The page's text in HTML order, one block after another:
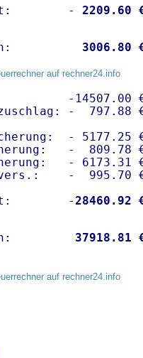
-
2209.60
3006.80
auf rechner24.info
-14507.00
-  797.88
- 5177.25
-  809.78
- 6173.31
-  995.70
-28460.92
37918.81
auf rechner24.info